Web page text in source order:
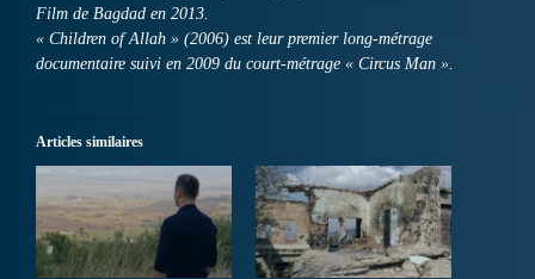
Film de Bagdad en 2013.
« Children of Allah » (2006) est leur premier long-métrage
documentaire suivi en 2009 du court-métrage « Circus Man ».
Articles similaires